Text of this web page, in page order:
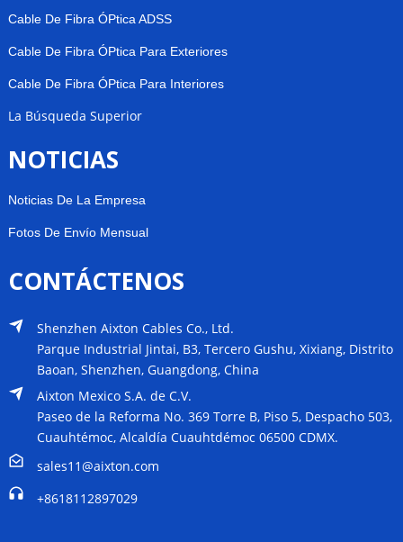
Cable De Fibra ÓPtica ADSS
Cable De Fibra ÓPtica Para Exteriores
Cable De Fibra ÓPtica Para Interiores
La Búsqueda Superior
NOTICIAS
Noticias De La Empresa
Fotos De Envío Mensual
CONTÁCTENOS
Shenzhen Aixton Cables Co., Ltd.
Parque Industrial Jintai, B3, Tercero Gushu, Xixiang, Distrito
Baoan, Shenzhen, Guangdong, China
Aixton Mexico S.A. de C.V.
Paseo de la Reforma No. 369 Torre B, Piso 5, Despacho 503,
Cuauhtémoc, Alcaldía Cuauhtdémoc 06500 CDMX.
sales11@aixton.com
+8618112897029